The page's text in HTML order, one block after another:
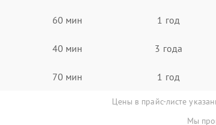
60 мин 1 год
40 мин 3 года
70 мин 1 год
Цены в прайс-листе
Мы